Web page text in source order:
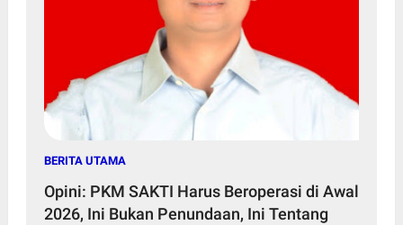
BERITA UTAMA
Opini: PKM SAKTI Harus Beroperasi di Awal
2026, Ini Bukan Penundaan, Ini Tentang